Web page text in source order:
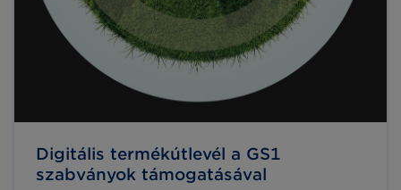
Digitális termékútlevél a GS1
szabványok támogatásával